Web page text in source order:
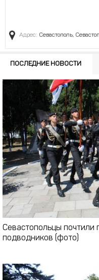
Адрес: Севастополь,
Севастопольцы почтили
подводников (фото)
ПОСЛЕДНИЕ НОВОСТИ